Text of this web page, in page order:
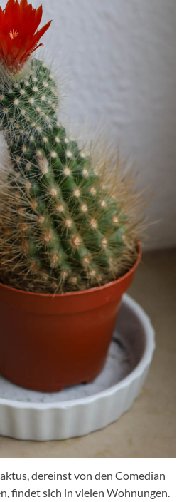
dereinst von den Comedian
findet sich in vielen Wohnungen.